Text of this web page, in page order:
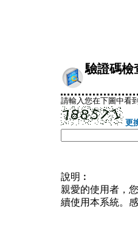
驗證碼檢
請輸入您在下圖中看
更
說明︰
親愛的使用者，
續使用本系統。